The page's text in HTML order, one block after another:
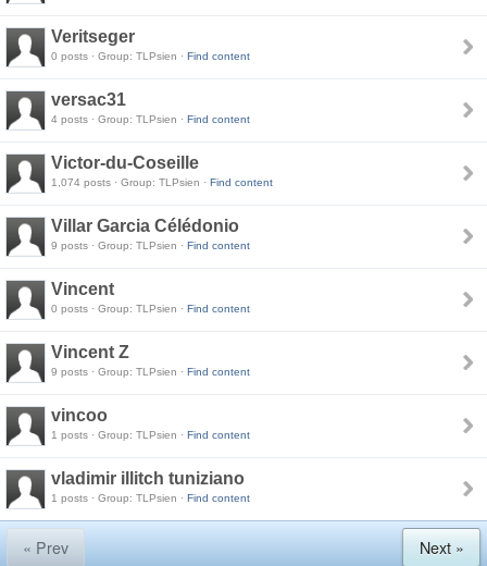
Veritseger
0 posts · Group: TLPsien · Find content
versac31
4 posts · Group: TLPsien · Find content
Victor-du-Coseille
1,074 posts · Group: TLPsien · Find content
Villar Garcia Célédonio
9 posts · Group: TLPsien · Find content
Vincent
0 posts · Group: TLPsien · Find content
Vincent Z
9 posts · Group: TLPsien · Find content
vincoo
1 posts · Group: TLPsien · Find content
vladimir illitch tuniziano
1 posts · Group: TLPsien · Find content
« Prev Next »